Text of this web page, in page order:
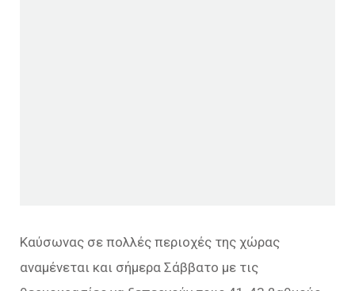
Kαύσωνας σε πολλές περιοχές της χώρας
αναμένεται και σήμερα Σάββατο με τις